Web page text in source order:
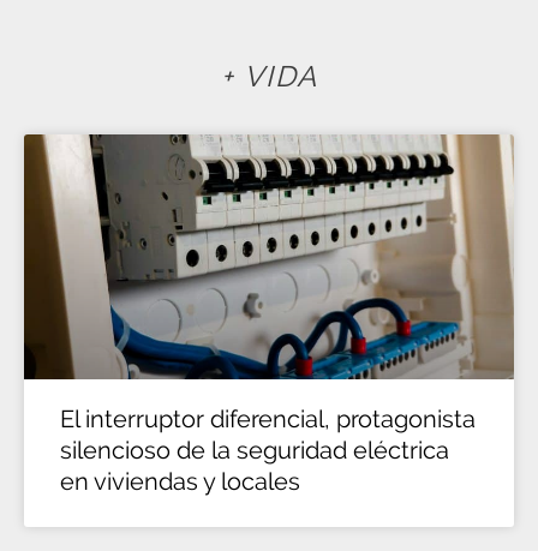
+ VIDA
El interruptor diferencial, protagonista
silencioso de la seguridad eléctrica
en viviendas y locales